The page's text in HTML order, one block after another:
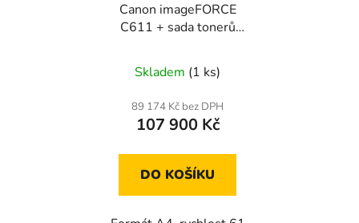
Canon imageFORCE
C611 + sada tonerů
Skladem (1 ks)
89 174 Kč bez DPH
107 900 Kč
DO KOŠÍKU